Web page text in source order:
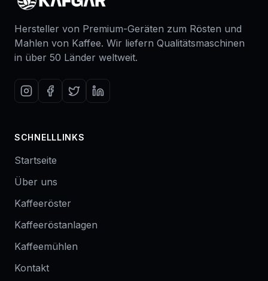
Hersteller von Premium-Geräten zum Rösten und
Mahlen von Kaffee. Wir liefern Qualitätsmaschinen
in über 50 Länder weltweit.
SCHNELLLINKS
Startseite
Über uns
Kaffeeröster
Kaffeeröstanlagen
Kaffeemühlen
Kontakt